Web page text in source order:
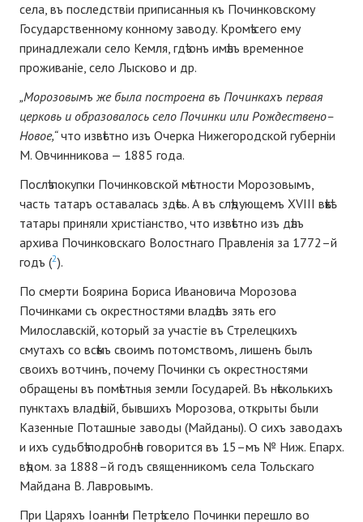
села, въ последствіи приписанныя къ Починковскому
Государственному конному заводу. Кромѣ сего ему
принадлежали село Кемля, гдѣ онъ имѣлъ временное
проживаніе, село Лысково и др.
„Морозовымъ же была построена въ Починкахъ первая
церковь и образовалось село Починки или Рождествено–
Новое,“что извѣстно изъ Очерка Нижегородской губерніи
М. Овчинникова — 1885 года.
Послѣ покупки Починковской мѣстности Морозовымъ,
часть татаръ оставалась здѣсь. А въ слѣдующемъ XVІІІ вѣкѣ
татары приняли христіанство, что извѣстно изъ дѣлъ
архива Починковскаго Волостнаго Правленія за 1772–й
годъ (2).
По смерти Боярина Бориса Ивановича Морозова
Починками съ окрестностями владѣлъ зять его
Милославскій, который за участіе въ Стрелецкихъ
смутахъ со всѣмъ своимъ потомствомъ, лишенъ былъ
своихъ вотчинъ, почему Починки съ окрестностями
обращены въ помѣстныя земли Государей. Въ нѣсколькихъ
пунктахъ владѣній, бывшихъ Морозова, открыты были
Казенные Поташные заводы (Майданы). О сихъ заводахъ
и ихъ судьбѣ подробнѣе говорится въ 15–мъ № Ниж. Епарх.
вѣдом. за 1888–й годъ священникомъ села Тольскаго
Майдана В. Лавровымъ.
При Царяхъ Іоаннѣ и Петрѣ село Починки перешло во